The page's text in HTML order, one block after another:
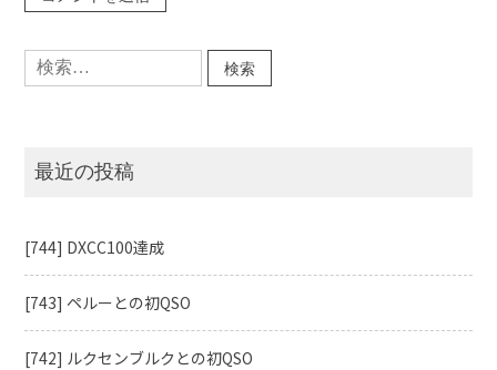
検
索:
最近の投稿
[744] DXCC100達成
[743] ペルーとの初QSO
[742] ルクセンブルクとの初QSO